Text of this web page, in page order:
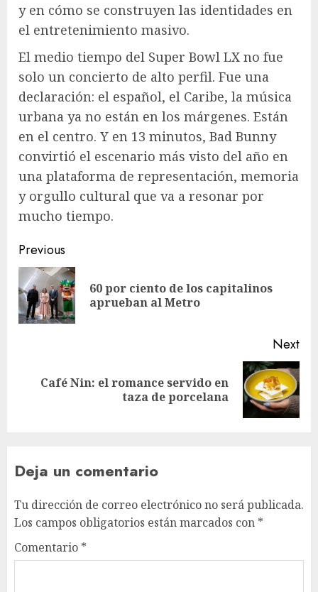
y en cómo se construyen las identidades en
el entretenimiento masivo.
El medio tiempo del Super Bowl LX no fue
solo un concierto de alto perfil. Fue una
declaración: el español, el Caribe, la música
urbana ya no están en los márgenes. Están
en el centro. Y en 13 minutos, Bad Bunny
convirtió el escenario más visto del año en
una plataforma de representación, memoria
y orgullo cultural que va a resonar por
mucho tiempo.​​​​​​​​​​​​​​​​
Post
navigation
Previous
60 por ciento de los capitalinos
aprueban al Metro
Next
NextCafé Nin: el romance servido en
taza de porcelana
Deja un comentario
Tu dirección de correo electrónico no será publicada.
Los campos obligatorios están marcados con *
Comentario *